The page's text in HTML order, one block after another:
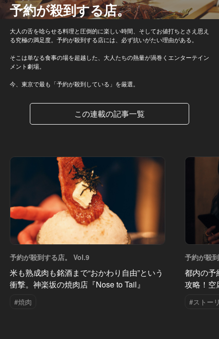
予約が殺到する店。
大人の舌を唸らせる料理と圧倒的に楽しい時間、そしてお値打ちとさえ思え
る究極の満足度。予約が殺到する店には、必ず抗いがたい理由がある。
そこは単なる食事の場を超越した、大人たちの熱量が渦巻くエンターテイン
メント劇場。
今、東京で最も「予約が殺到している」を厳選。
この連載の記事一覧
予約が殺到する店。 Vol.9
米も熟成肉も銘酒まで“おかわり自由”という
衝撃。神楽坂の焼肉店『Nose to Tail』
#焼肉
予約が殺
都内の予
攻略！空
#ストー